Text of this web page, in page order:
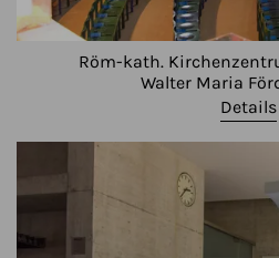
Röm-kath.
Walter Maria
Details